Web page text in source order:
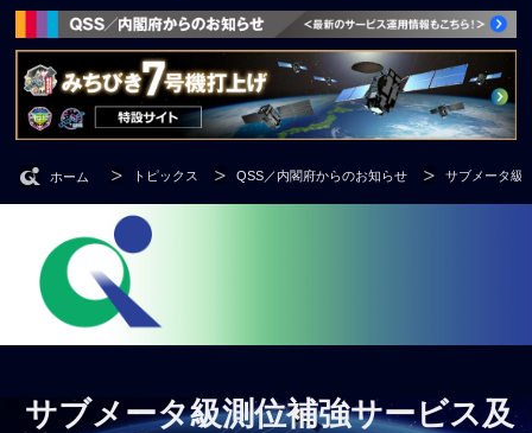
ホーム トピックス QSS／内閣府からのお知らせ サブメータ級
サブメータ級測位補強サービス及